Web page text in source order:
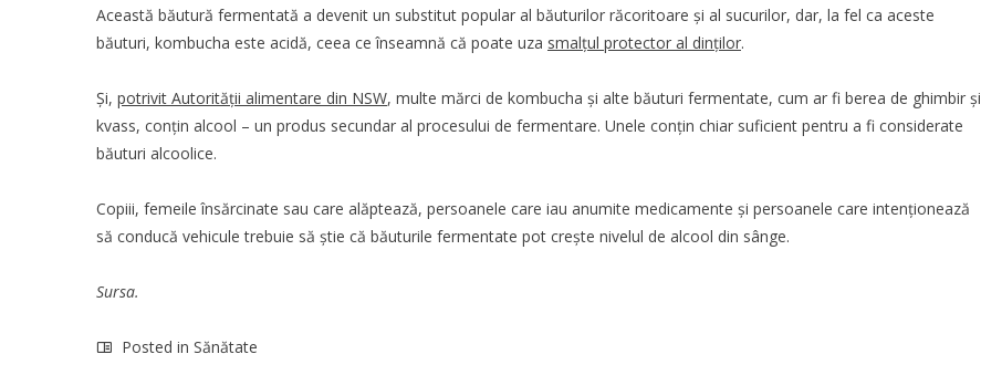
Această băutură fermentată a devenit un substitut popular al băuturilor răcoritoare și al sucurilor, dar, la fel ca aceste
băuturi, kombucha este acidă, ceea ce înseamnă că poate uza smalțul protector al dinților.
Și, potrivit Autorității alimentare din NSW, multe mărci de kombucha și alte băuturi fermentate, cum ar fi berea de ghimbir și
kvass, conțin alcool – un produs secundar al procesului de fermentare. Unele conțin chiar suficient pentru a fi considerate
băuturi alcoolice.
Copiii, femeile însărcinate sau care alăptează, persoanele care iau anumite medicamente și persoanele care intenționează
să conducă vehicule trebuie să știe că băuturile fermentate pot crește nivelul de alcool din sânge.
Sursa.
Posted in Sănătate